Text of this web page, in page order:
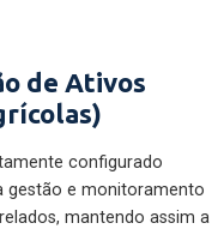
de Ativos
configurado
gestão e monitoramento
mantendo assim a